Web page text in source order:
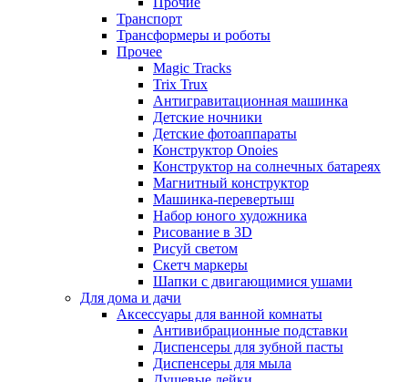
Транспорт
Трансформеры и роботы
Прочее
Magic Tracks
Trix Trux
Антигравитационная машинка
Детские ночники
Детские фотоаппараты
Конструктор Onoies
Конструктор на солнечных батареях
Магнитный конструктор
Машинка-перевертыш
Набор юного художника
Рисование в 3D
Рисуй светом
Скетч маркеры
Шапки с двигающимися ушами
Для дома и дачи
Аксессуары для ванной комнаты
Антивибрационные подставки
Диспенсеры для зубной пасты
Диспенсеры для мыла